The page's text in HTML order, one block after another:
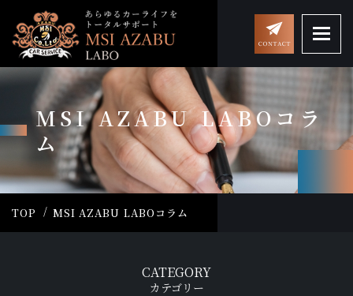
MSI AZABU LABOコラ
ム
TOP MSI AZABU LABOコラム
CATEGORY
カテゴリー